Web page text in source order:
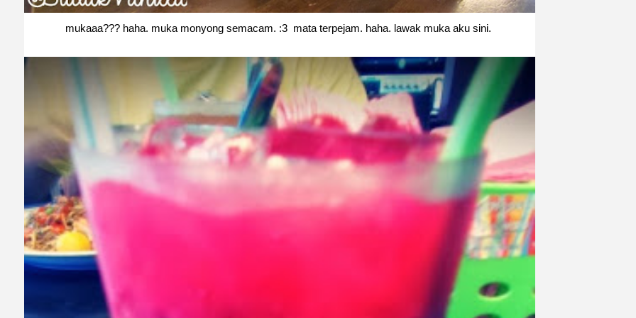
mukaaa??? haha. muka monyong semacam. :3 mata terpejam. haha. lawak muka aku sini.